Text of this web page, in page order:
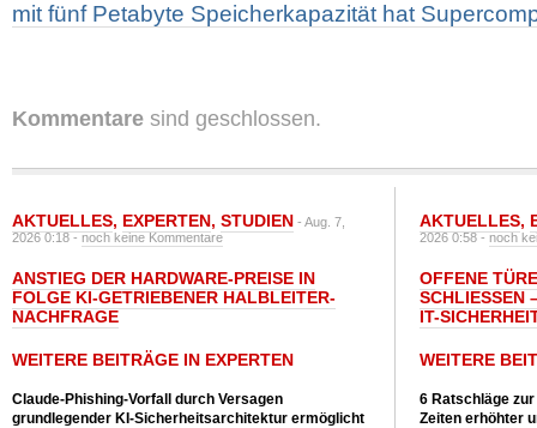
mit fünf Petabyte Speicherkapazität hat
Kommentare sind geschlossen.
AKTUELLES, EXPERTEN, STUDIEN - Aug. 7,
2026 0:18 -noch keine Kommentare
ANSTIEG DER HARDWARE-PREISE IN
FOLGE KI-GETRIEBENER HALBLEITER-
NACHFRAGE
WEITERE BEITRÄGE IN EXPERTEN
Claude-Phishing-Vorfall durch Versagen
grundlegender KI-Sicherheitsarchitektur ermöglicht
AKTUELLES,
2026 0:58 -noch
OFFENE
SCHLIESSEN
T-
WEITERE
6 Ratschläge
Zeiten erhöhter